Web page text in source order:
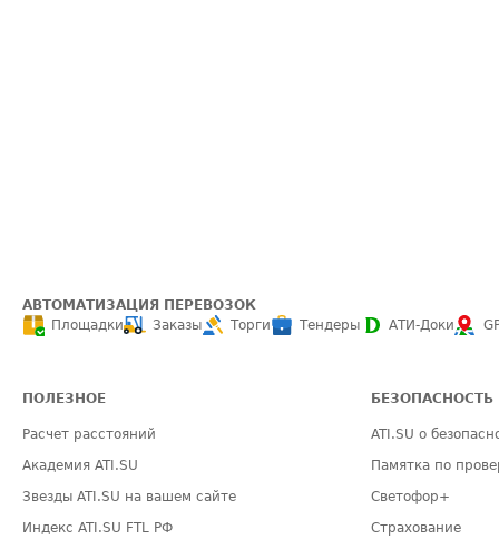
АВТОМАТИЗАЦИЯ ПЕРЕВОЗОК
Площадки
Заказы Торги Тендеры АТИ-Доки
ПОЛЕЗНОЕ
Расчет расстояний
Академия ATI.SU
Звезды ATI.SU на вашем сайте
Индекс ATI.SU FTL РФ
БЕЗОПАСНОСТЬ
ATI.SU о
Памятка по
Светофор+
Страхование